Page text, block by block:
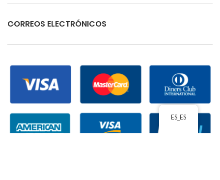
CORREOS ELECTRÓNICOS
ES_ES